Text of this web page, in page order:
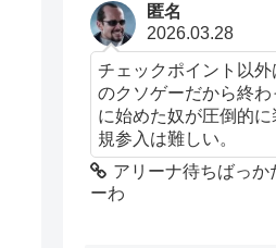
匿名
2026.03.28
チェックポイント以
のクソゲーだから終
に始めた奴が圧倒的
規参入は難しい。
アリーナ待ちばっ
ーわ